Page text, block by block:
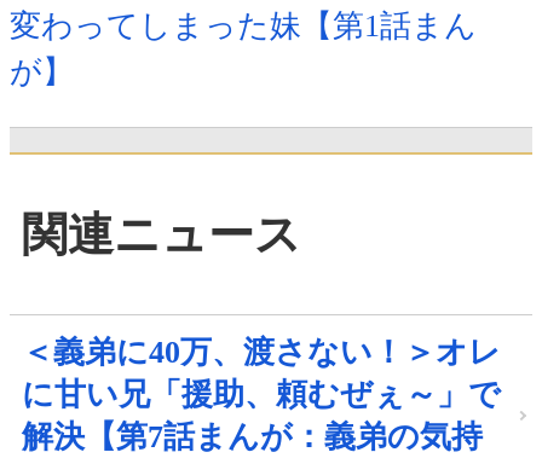
変わってしまった妹【第1話まん
が】
関連ニュース
＜義弟に40万、渡さない！＞オレ
に甘い兄「援助、頼むぜぇ～」で
解決【第7話まんが：義弟の気持